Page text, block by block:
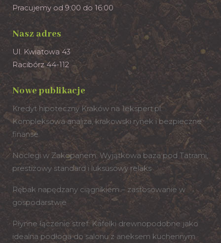
Pracujemy od 9:00 do 16:00
Nasz adres
Ul. Kwiatowa 43
Racibórz 44-112
Nowe publikacje
Kredyt hipoteczny Kraków na 1ekspert.pl:
Kompleksowa analiza, krakowski rynek i bezpieczne
finanse
Noclegi w Zakopanem: Wyjątkowa baza pod Tatrami,
prestiżowy standard i luksusowy relaks
Rębak napędzany ciągnikiem – zastosowanie w
gospodarstwie
Płynne łączenie stref: Kafelki drewnopodobne jako
idealna podłoga do salonu z aneksem kuchennym